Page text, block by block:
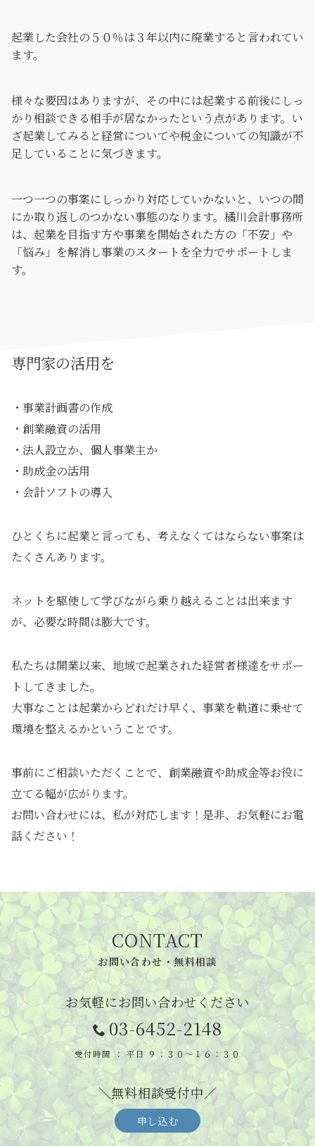
起業した会社の５０％は３年以内に廃業すると言われてい
ます。
様々な要因はありますが、その中には起業する前後にしっ
かり相談できる相手が居なかったという点があります。い
ざ起業してみると経営についてや税金についての知識が不
足していることに気づきます。
一つ一つの事案にしっかり対応していかないと、いつの間
にか取り返しのつかない事態のなります。橘川会計事務所
は、起業を目指す方や事業を開始された方の「不安」や
「悩み」を解消し事業のスタートを全力でサポートしま
す。
専門家の活用を
・事業計画書の作成
・創業融資の活用
・法人設立か、個人事業主か
・助成金の活用
・会計ソフトの導入
ひとくちに起業と言っても、考えなくてはならない事案は
たくさんあります。
ネットを駆使して学びながら乗り越えることは出来ます
が、必要な時間は膨大です。
私たちは開業以来、地域で起業された経営者様達をサポー
トしてきました。
大事なことは起業からどれだけ早く、事業を軌道に乗せて
環境を整えるかということです。
事前にご相談いただくことで、創業融資や助成金等お役に
立てる幅が広がります。
お問い合わせには、私が対応します！是非、お気軽にお電
話ください！
CONTACT
お問い合わせ・無料相談
お気軽にお問い合わせください
03-6452-2148
受付時間 ： 平日 ９：３０～１６：３０
＼無料相談受付中／
申し込む